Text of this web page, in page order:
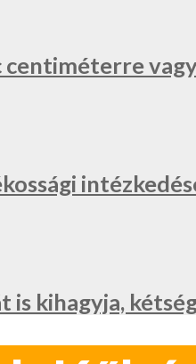
kihagyja,